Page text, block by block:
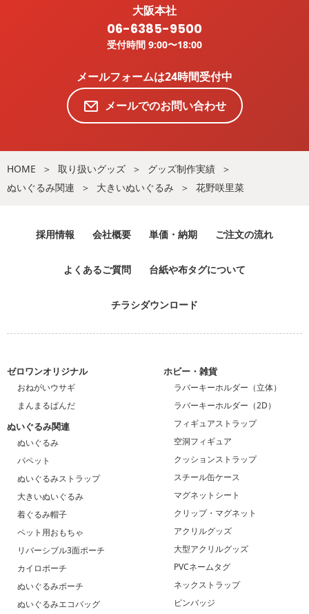
大阪本社
06-6385-9500
受付時間 9:00〜18:00
メールフォームは24時間受付中
メールでのお問い合わせ
HOME 取り扱いグッズ
グッズ制作実績
ぬいぐるみ関連
大きいぬいぐるみ 花野咲里菜
採用情報 会社概要 単価・納期 ご注文の流れ
よくあるご質問 台紙や布タグについて
チラシダウンロード
ゼロワンオリジナル
おねがいウサギ
まんまるぱんだ
ぬいぐるみ関連
ぬいぐるみ
パペット
ぬいぐるみストラップ
大きいぬいぐるみ
着ぐるみ帽子
ペット用おもちゃ
リバーシブル3面ポーチ
カイロポーチ
ぬいぐるみポーチ
ぬいぐるみエコバッグ
ホビー・雑貨
ラバーキーホルダー（立体）
ラバーキーホルダー（2D）
フィギュアストラップ
空洞フィギュア
クッションストラップ
スチール缶ケース
マグネットシート
クリップ・マグネット
アクリルグッズ
大型アクリルグッズ
PVCネームタグ
ネックストラップ
ピンバッジ